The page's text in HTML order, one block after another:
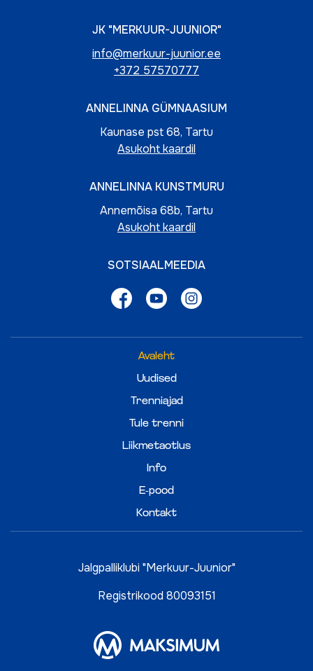
JK "MERKUUR-JUUNIOR"
info@merkuur-juunior.ee
+372 57570777
ANNELINNA GÜMNAASIUM
Kaunase pst 68, Tartu
Asukoht kaardil
ANNELINNA KUNSTMURU
Annemõisa 68b, Tartu
Asukoht kaardil
SOTSIAALMEEDIA
Avaleht
Uudised
Trenniajad
Tule trenni
Liikmetaotlus
Info
E-pood
Kontakt
Jalgpalliklubi "Merkuur-Juunior"
Registrikood 80093151